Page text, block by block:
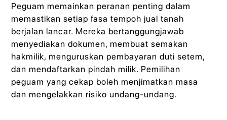
Peguam memainkan peranan penting dalam
memastikan setiap fasa tempoh jual tanah
berjalan lancar. Mereka bertanggungjawab
menyediakan dokumen, membuat semakan
hakmilik, menguruskan pembayaran duti setem,
dan mendaftarkan pindah milik. Pemilihan
peguam yang cekap boleh menjimatkan masa
dan mengelakkan risiko undang-undang.